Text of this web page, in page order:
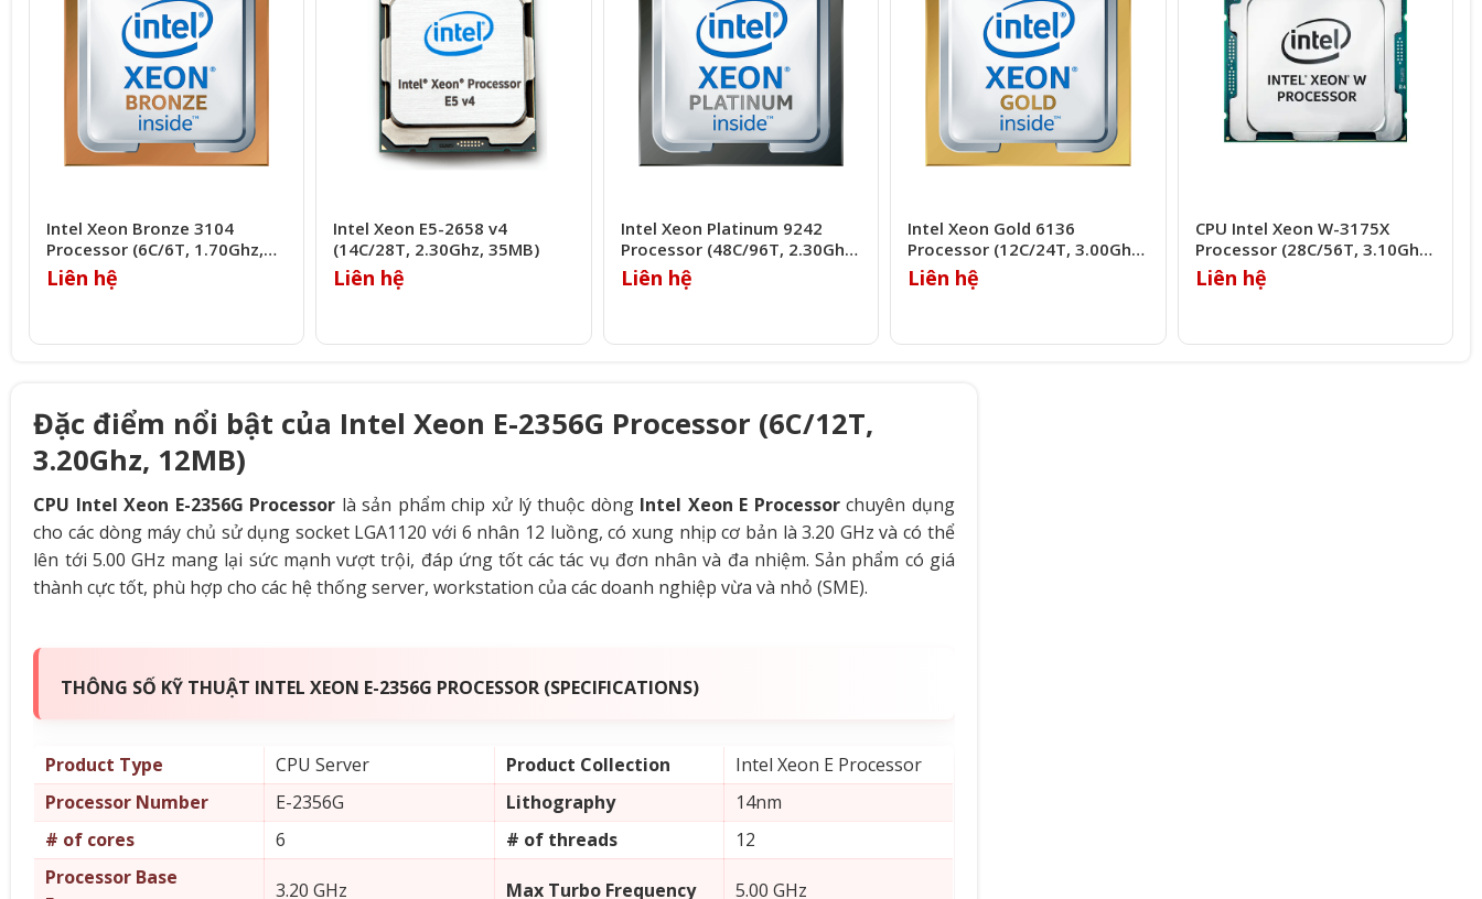
Intel Xeon Bronze 3104
Processor (6C/6T, 1.70Ghz,
8.25MB)
Liên hệ
Intel Xeon E5-2658 v4
(14C/28T, 2.30Ghz, 35MB)
Liên hệ
Intel Xeon Platinum 9242
Processor (48C/96T, 2.30Ghz,
71.5MB)
Liên hệ
Intel Xeon Gold 6136
Processor (12C/24T, 3.00Ghz,
24.75MB)
Liên hệ
CPU Intel Xeon W-3175X
Processor (28C/56T, 3.10Ghz,
38.5MB)
Liên hệ
Đặc điểm nổi bật của Intel Xeon E-2356G Processor (6C/12T,
3.20Ghz, 12MB)
CPU Intel Xeon E-2356G Processor là sản phẩm chip xử lý thuộc dòng Intel Xeon E Processorchuyên dụng
cho các dòng máy chủ sử dụng socket LGA1120 với 6 nhân 12 luồng, có xung nhịp cơ bản là 3.20 GHz và có thể
lên tới 5.00 GHz mang lại sức mạnh vượt trội, đáp ứng tốt các tác vụ đơn nhân và đa nhiệm. Sản phẩm có giá
thành cực tốt, phù hợp cho các hệ thống server, workstation của các doanh nghiệp vừa và nhỏ (SME).
THÔNG SỐ KỸ THUẬT INTEL XEON E-2356G PROCESSOR (SPECIFICATIONS)
Product Type CPU Server Product Collection
Intel Xeon E Processor
Processor Number
E-2356G Lithography
14nm
# of cores
6 # of threads
12
Processor Base
3.20 GHz Max Turbo Frequency 5.00 GHz